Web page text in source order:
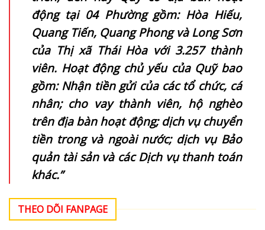
động tại 04 Phường gồm: Hòa Hiếu,
Quang Tiến, Quang Phong và Long Sơn
của Thị xã Thái Hòa với 3.257 thành
viên. Hoạt động chủ yếu của Quỹ bao
gồm: Nhận tiền gửi của các tổ chức, cá
nhân; cho vay thành viên, hộ nghèo
trên địa bàn hoạt động; dịch vụ chuyển
tiền trong và ngoài nước; dịch vụ Bảo
quản tài sản và các Dịch vụ thanh toán
khác.”
THEO DÕI FANPAGE